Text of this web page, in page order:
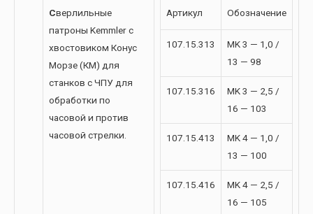
Сверлильные
патроны Kemmler с
хвостовиком Конус
Морзе (КМ) для
станков с ЧПУ для
обработки по
часовой и против
часовой стрелки.
Артикул Обозначение
107.15.313
MK 3 — 1,0 /
13 — 98
107.15.316
MK 3 — 2,5 /
16 — 103
107.15.413
MK 4 — 1,0 /
13 — 100
107.15.416
MK 4 — 2,5 /
16 — 105